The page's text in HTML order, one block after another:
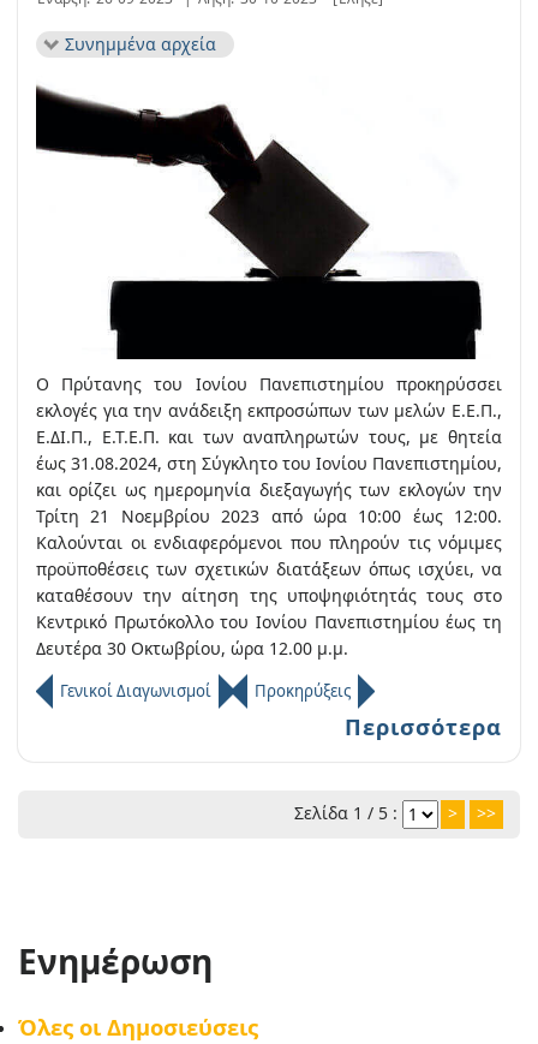
Συνημμένα αρχεία
Ο Πρύτανης του Ιονίου Πανεπιστημίου προκηρύσσει
εκλογές για την ανάδειξη εκπροσώπων των μελών Ε.Ε.Π.,
Ε.ΔΙ.Π., Ε.Τ.Ε.Π. και των αναπληρωτών τους, με θητεία
έως 31.08.2024, στη Σύγκλητο του Ιονίου Πανεπιστημίου,
και ορίζει ως ημερομηνία διεξαγωγής των εκλογών την
Τρίτη 21 Νοεμβρίου 2023 από ώρα 10:00 έως 12:00.
Καλούνται οι ενδιαφερόμενοι που πληρούν τις νόμιμες
προϋποθέσεις των σχετικών διατάξεων όπως ισχύει, να
καταθέσουν την αίτηση της υποψηφιότητάς τους στο
Κεντρικό Πρωτόκολλο του Ιονίου Πανεπιστημίου έως τη
Δευτέρα 30 Οκτωβρίου, ώρα 12.00 μ.μ.
Γενικοί Διαγωνισμοί Προκηρύξεις
Περισσότερα
Σελίδα 1 / 5 : > >>
Ενημέρωση
Όλες οι Δημοσιεύσεις